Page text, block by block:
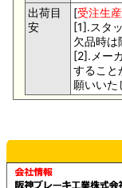
出荷目
安
[受注生産
[1].スタ
欠品時は
[2].メー
すること
願いいた